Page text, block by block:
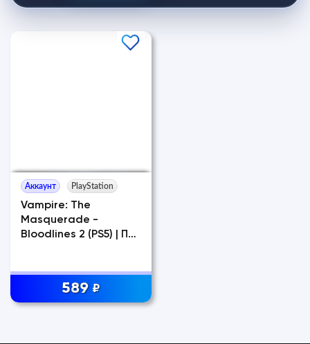
Аккаунт PlayStation
Vampire: The
Masquerade -
Bloodlines 2 (PS5) | П2-
589 ₽